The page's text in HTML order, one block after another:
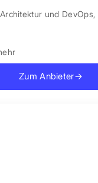
und DevOps,
Zum Anbieter→